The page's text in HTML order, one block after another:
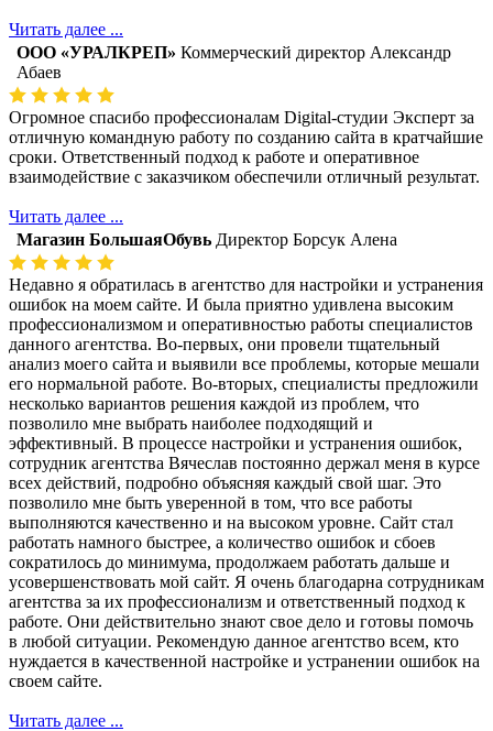
Читать далее ...
ООО «УРАЛКРЕП» Коммерческий директор Александр
Абаев
Огромное спасибо профессионалам Digital-студии Эксперт за
отличную командную работу по созданию сайта в кратчайшие
сроки. Ответственный подход к работе и оперативное
взаимодействие с заказчиком обеспечили отличный результат.
Читать далее ...
Магазин БольшаяОбувь Директор Борсук Алена
Недавно я обратилась в агентство для настройки и устранения
ошибок на моем сайте. И была приятно удивлена высоким
профессионализмом и оперативностью работы специалистов
данного агентства. Во-первых, они провели тщательный
анализ моего сайта и выявили все проблемы, которые мешали
его нормальной работе. Во-вторых, специалисты предложили
несколько вариантов решения каждой из проблем, что
позволило мне выбрать наиболее подходящий и
эффективный. В процессе настройки и устранения ошибок,
сотрудник агентства Вячеслав постоянно держал меня в курсе
всех действий, подробно объясняя каждый свой шаг. Это
позволило мне быть уверенной в том, что все работы
выполняются качественно и на высоком уровне. Сайт стал
работать намного быстрее, а количество ошибок и сбоев
сократилось до минимума, продолжаем работать дальше и
усовершенствовать мой сайт. Я очень благодарна сотрудникам
агентства за их профессионализм и ответственный подход к
работе. Они действительно знают свое дело и готовы помочь
в любой ситуации. Рекомендую данное агентство всем, кто
нуждается в качественной настройке и устранении ошибок на
своем сайте.
Читать далее ...